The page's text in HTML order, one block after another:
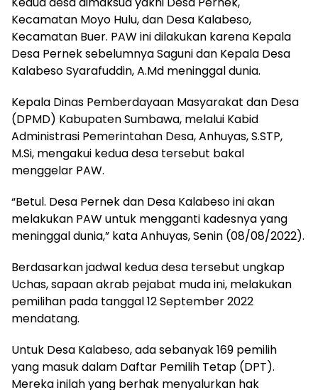
Kecamatan Moyo Hulu, dan Desa Kalabeso,
Kecamatan Buer. PAW ini dilakukan karena Kepala
Desa Pernek sebelumnya Saguni dan Kepala Desa
Kalabeso Syarafuddin, A.Md meninggal dunia.
Kepala Dinas Pemberdayaan Masyarakat dan Desa
(DPMD) Kabupaten Sumbawa, melalui Kabid
Administrasi Pemerintahan Desa, Anhuyas, S.STP,
M.Si, mengakui kedua desa tersebut bakal
menggelar PAW.
“Betul. Desa Pernek dan Desa Kalabeso ini akan
melakukan PAW untuk mengganti kadesnya yang
meninggal dunia,” kata Anhuyas, Senin (08/08/2022).
Berdasarkan jadwal kedua desa tersebut ungkap
Uchas, sapaan akrab pejabat muda ini, melakukan
pemilihan pada tanggal 12 September 2022
mendatang.
Untuk Desa Kalabeso, ada sebanyak 169 pemilih
yang masuk dalam Daftar Pemilih Tetap (DPT).
Mereka inilah yang berhak menyalurkan hak